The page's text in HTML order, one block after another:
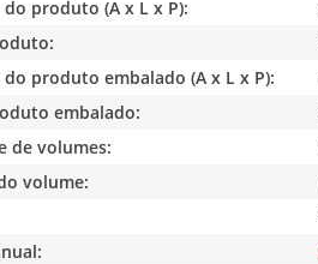
do produto (A x L x P):
do produto embalado (A x L x P):
embalado:
de volumes:
volume: